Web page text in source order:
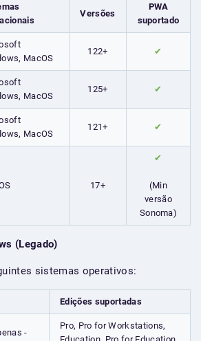
Versões
PWA
suportado
MacOS
122+ ✔
MacOS
125+ ✔
MacOS
121+ ✔
17+
✔
(Min
versão
Sonoma)
(Legado)
sistemas operativos:
Edições suportadas
-
Pro, Pro for Workstations,